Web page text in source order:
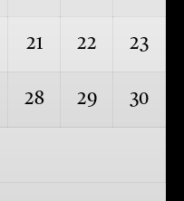
21 22 23
28 29 30